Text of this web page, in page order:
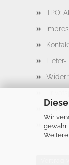
Wir
TPO: